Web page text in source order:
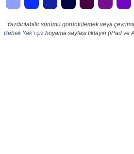
Yazdırılabilir sürümü görüntülemek veya
Bebek Yak’ı çizboyama sayfası tıklayın (iPad